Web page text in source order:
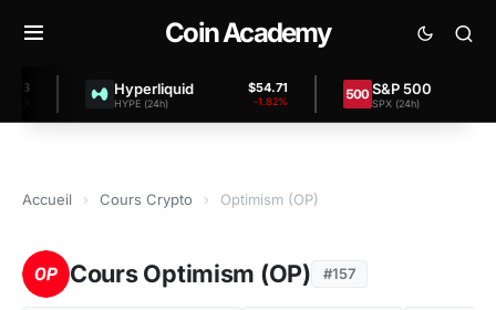
Coin Academy
Hyperliquid
HYPE (24h)
$54.71
-1.82%
S&P 500
SPX (24h)
Accueil › Cours Crypto › Optimism (OP)
Cours Optimism (OP) #157